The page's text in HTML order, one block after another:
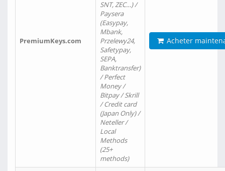
PremiumKeys.com
SNT, ZEC…) /
Paysera
(Easypay,
Mbank,
Przelewy24,
Safetypay,
SEPA,
Banktransfer)
/ Perfect
Money /
Bitpay / Skrill
/ Credit card
(Japan Only) /
Neteller /
Local
Methods
(25+
methods)
Acheter